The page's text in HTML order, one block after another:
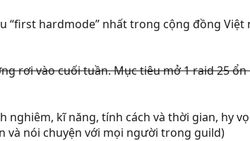
“first hardmode” nhất trong cộng đồng Việt
rơi vào cuối tuần. Mục tiêu mở 1 raid 25 ổn
nghiêm, kĩ năng, tính cách và thời gian, hy
và nói chuyện với mọi người trong guild)